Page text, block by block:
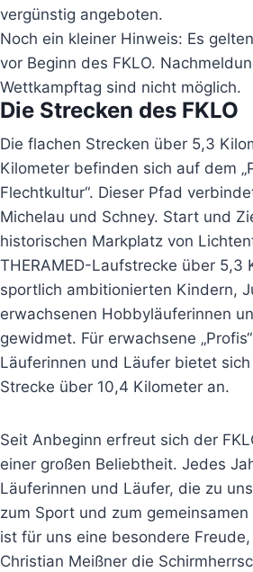
vergünstig angeboten.
Noch ein kleiner Hinweis: Es
vor Beginn des FKLO.
Wettkampftag sind nicht möglich.
Die Strecken des FKLO
Die flachen Strecken über 5,3
Kilometer befinden sich auf dem
Flechtkultur“. Dieser Pfad
Michelau und Schney. Start und
historischen Markplatz von
THERAMED-Laufstrecke über 5,3
sportlich ambitionierten Kindern,
erwachsenen Hobbyläuferinnen
gewidmet. Für erwachsene
Läuferinnen und Läufer bietet sich
Strecke über 10,4 Kilometer an.
Seit Anbeginn erfreut sich der
einer großen Beliebtheit. Jedes
Läuferinnen und Läufer, die zu
zum Sport und zum gemeinsamen
ist für uns eine besondere
Christian Meißner die